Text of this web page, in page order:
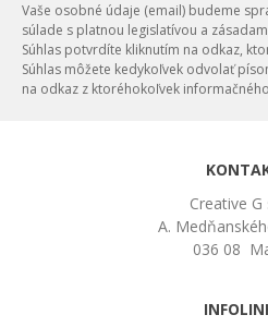
Vaše osobné údaje (email) budeme
súlade s platnou legislatívou a
Súhlas potvrdíte kliknutím na odkaz,
Súhlas môžete kedykoľvek odvolať
na odkaz z ktoréhokoľvek
Creative G
A.
036 08